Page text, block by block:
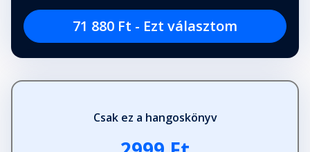
71 880 Ft - Ezt választom
Csak ez a hangoskönyv